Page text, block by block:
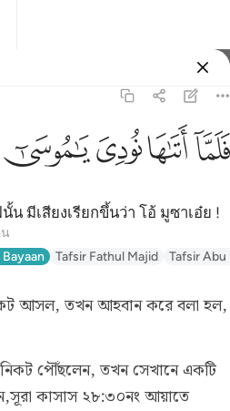
ﲵﲶﲷﲸ
น มีเสียงเรียกขึ้นว่า โอ้ มูซาเอ๋ย !
Tafsir Fathul Majid Tafsir Abu
আসল, তখন আহবান করে বলা হল,
পৌঁছলেন, তখন সেখানে একটি
কাসাস ২৮:৩০নং আয়াতে